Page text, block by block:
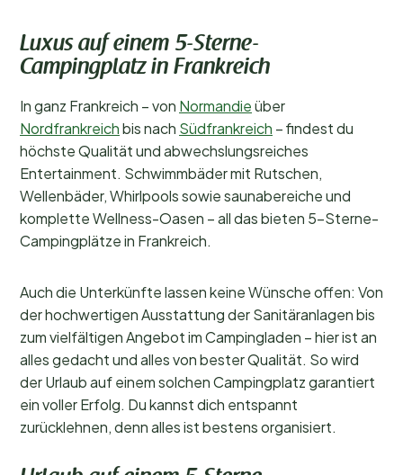
Luxus auf einem 5-Sterne-
Campingplatz in Frankreich
In ganz Frankreich – von Normandieüber
Nordfrankreichbis nach Südfrankreich – findest du
höchste Qualität und abwechslungsreiches
Entertainment. Schwimmbäder mit Rutschen,
Wellenbäder, Whirlpools sowie saunabereiche und
komplette Wellness-Oasen – all das bieten 5-Sterne-
Campingplätze in Frankreich.
Auch die Unterkünfte lassen keine Wünsche offen: Von
der hochwertigen Ausstattung der Sanitäranlagen bis
zum vielfältigen Angebot im Campingladen – hier ist an
alles gedacht und alles von bester Qualität. So wird
der Urlaub auf einem solchen Campingplatz garantiert
ein voller Erfolg. Du kannst dich entspannt
zurücklehnen, denn alles ist bestens organisiert.